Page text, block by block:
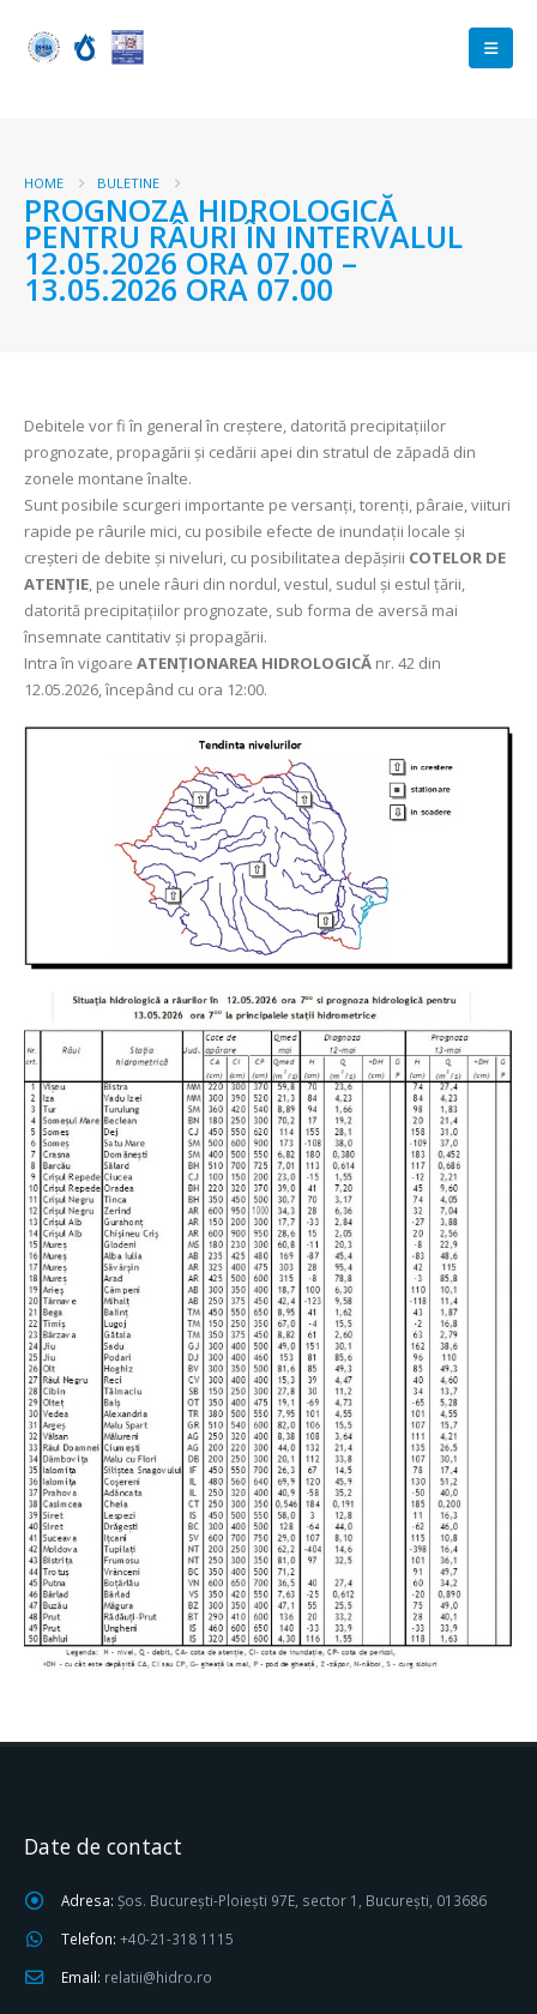
HOME BULETINE
PROGNOZA HIDROLOGICĂ
PENTRU RÂURI ÎN INTERVALUL
12.05.2026 ORA 07.00 –
13.05.2026 ORA 07.00
Debitele vor fi în general în creștere, datorită precipitațiilor
prognozate, propagării și cedării apei din stratul de zăpadă din
zonele montane înalte.
Sunt posibile scurgeri importante pe versanți, torenți, pâraie, viituri
rapide pe râurile mici, cu posibile efecte de inundații locale și
creșteri de debite și niveluri, cu posibilitatea depășirii COTELOR DE
ATENȚIE, pe unele râuri din nordul, vestul, sudul și estul țării,
datorită precipitațiilor prognozate, sub forma de aversă mai
însemnate cantitativ și propagării.
Intra în vigoare ATENȚIONAREA HIDROLOGICĂ nr. 42 din
12.05.2026, începând cu ora 12:00.
Date de contact
Adresa: Șos. București-Ploiești 97E, sector 1, București, 013686
Telefon: +40-21-318 1115
Email: relatii@hidro.ro